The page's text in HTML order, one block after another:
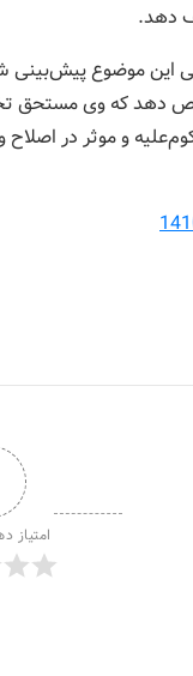
دهد.
این موضوع پیش‌بینی
دهد که وی مستحق
و موثر در اصلاح
امتیاز